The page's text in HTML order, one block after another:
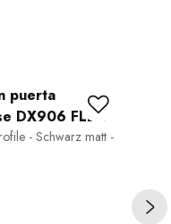
puerta
DX906 FLEX
- Schwarz matt -